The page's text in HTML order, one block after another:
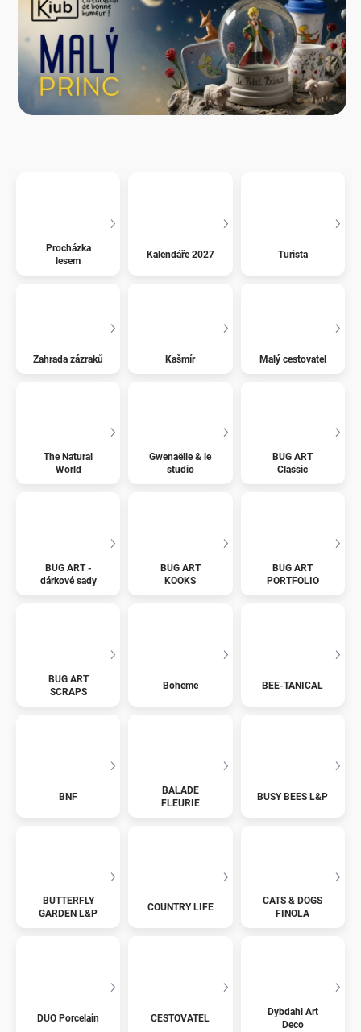
Procházka
lesem
Kalendáře 2027 Turista
Zahrada zázraků Kašmír Malý cestovatel
The Natural
World
Gwenaëlle & le
studio
BUG ART
Classic
BUG ART -
dárkové sady
BUG ART
KOOKS
BUG ART
PORTFOLIO
BUG ART
SCRAPS
Boheme BEE-TANICAL
BNF
BALADE
FLEURIE
BUSY BEES L&P
BUTTERFLY
GARDEN L&P
COUNTRY LIFE
CATS & DOGS
FINOLA
DUO Porcelain CESTOVATEL
Dybdahl Art
Deco